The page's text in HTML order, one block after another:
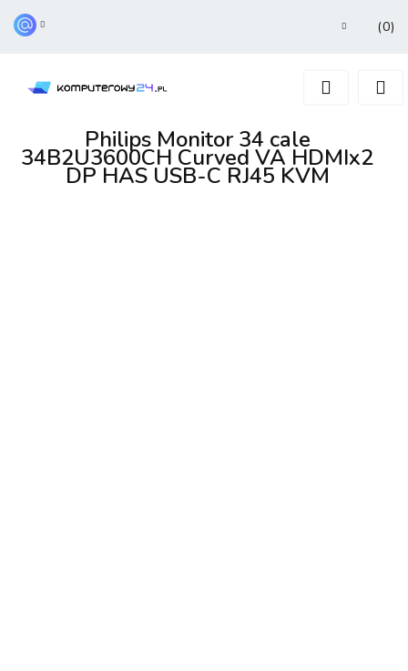
Zarejestruj się
(0)
Philips Monitor 34 cale
34B2U3600CH Curved VA HDMIx2
DP HAS USB-C RJ45 KVM